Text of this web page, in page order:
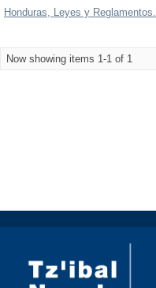
Honduras, Leyes y Reglamentos.
Now showing items 1-1 of 1